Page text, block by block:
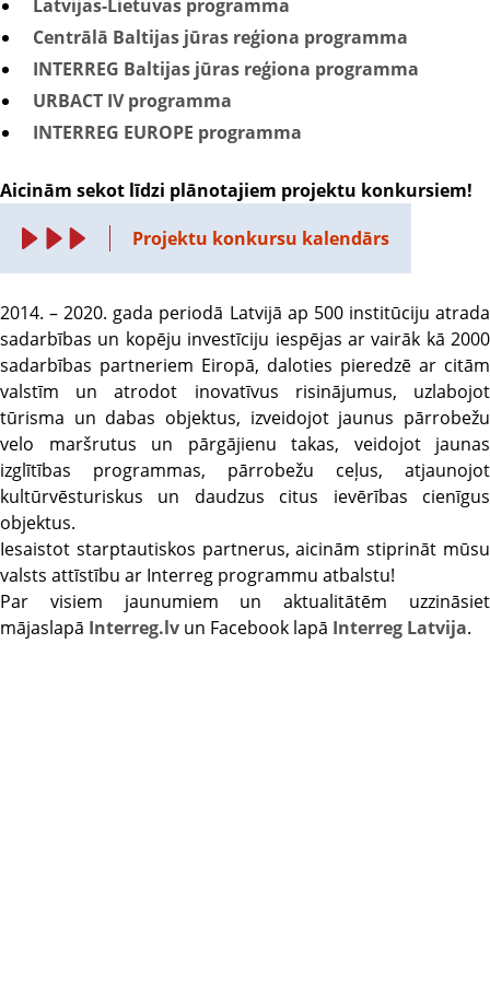
Latvijas-Lietuvas programma
Centrālā Baltijas jūras reģiona programma
INTERREG Baltijas jūras reģiona programma
URBACT IV programma
INTERREG EUROPE programma
Aicinām sekot līdzi plānotajiem projektu konkursiem!
Projektu konkursu kalendārs
2014. – 2020. gada periodā Latvijā ap 500 institūciju atrada
sadarbības un kopēju investīciju iespējas ar vairāk kā 2000
sadarbības partneriem Eiropā, daloties pieredzē ar citām
valstīm un atrodot inovatīvus risinājumus, uzlabojot
tūrisma un dabas objektus, izveidojot jaunus pārrobežu
velo maršrutus un pārgājienu takas, veidojot jaunas
izglītības programmas, pārrobežu ceļus, atjaunojot
kultūrvēsturiskus un daudzus citus ievērības cienīgus
objektus.
Iesaistot starptautiskos partnerus, aicinām stiprināt mūsu
valsts attīstību ar Interreg programmu atbalstu!
Par visiem jaunumiem un aktualitātēm uzzināsiet
mājaslapā Interreg.lv un Facebook lapā Interreg Latvija.